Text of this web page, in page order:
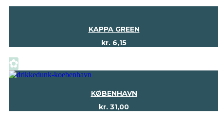
KAPPA GREEN
kr. 6,15
✿
KØBENHAVN
kr. 31,00